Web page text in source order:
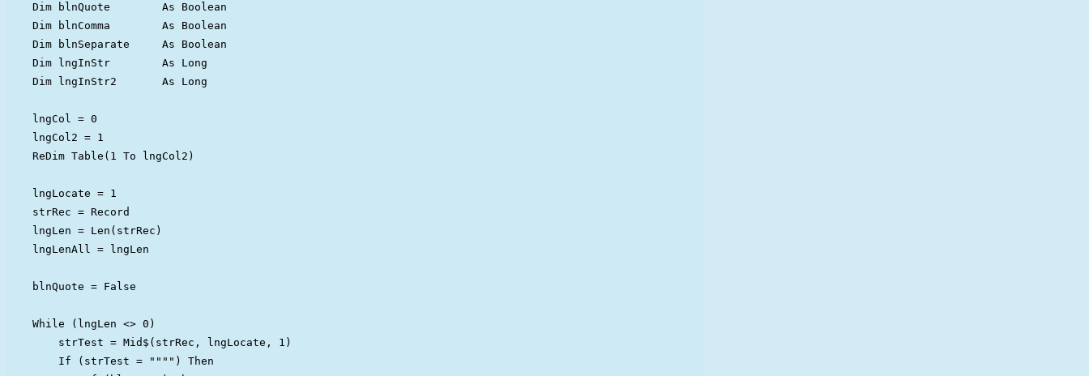
    Dim blnQuote        As Boolean
    Dim blnComma        As Boolean
    Dim blnSeparate     As Boolean
    Dim lngInStr        As Long
    Dim lngInStr2       As Long
    lngCol = 0
    lngCol2 = 1
    ReDim Table(1 To lngCol2)
    lngLocate = 1
    strRec = Record
    lngLen = Len(strRec)
    lngLenAll = lngLen
    blnQuote = False
    While (lngLen <> 0)
        strTest = Mid$(strRec, lngLocate, 1)
        If (strTest = """") Then